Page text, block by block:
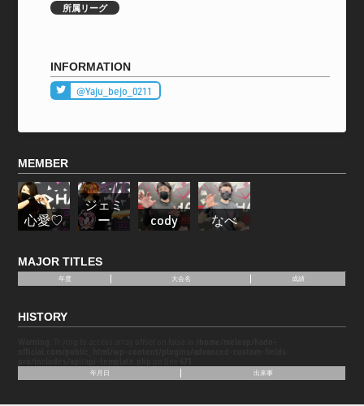
所属リーグ
INFORMATION
@Yaju_bejo_0211
MEMBER
心愛♡
ジェミ
ー
cody なべ
MAJOR TITLES
年度 大会名 成績
HISTORY
年月日 出来事